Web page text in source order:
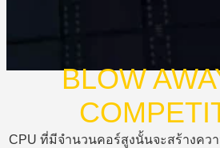
BLOW
CPU ที่มีจำนวนคอร์สูงนั้นจะสร้างคว